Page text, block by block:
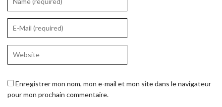
Enregistrer mon nom, mon e-mail et mon site dans le navigateur
pour mon prochain commentaire.